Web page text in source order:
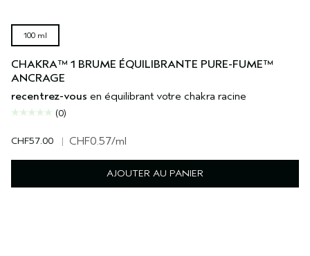
100 ml
CHAKRA™ 1 BRUME ÉQUILIBRANTE PURE-FUME™
ANCRAGE
recentrez-vous en équilibrant votre chakra racine
(0)
CHF57.00 | CHF0.57/ml
AJOUTER AU PANIER